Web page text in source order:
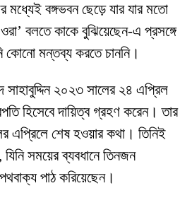
মধ্যেই বঙ্গভবন ছেড়ে যার যার মতো
বলতে কাকে বুঝিয়েছেন-এ প্রসঙ্গে
কোনো মন্তব্য করতে চাননি।
২০২৩ সালের ২৪ এপ্রিল
হিসেবে দায়িত্ব গ্রহণ করেন। তার
এপ্রিলে শেষ হওয়ার কথা। তিনিই
যিনি সময়ের ব্যবধানে তিনজন
পাঠ করিয়েছেন।